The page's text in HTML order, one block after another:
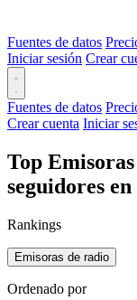
Fuentes de datos
Iniciar sesión Crear
Fuentes de datos
Crear cuenta Iniciar
Top
seguidores
Rankings
Emisoras de radio
Ordenado por